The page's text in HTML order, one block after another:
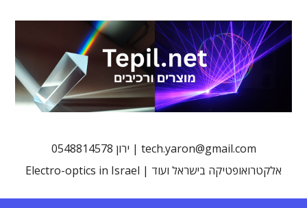
0548814578 ירון | tech.yaron@gmail.com
Electro-optics in Israel | אלקטרואופטיקה בישראל ועוד